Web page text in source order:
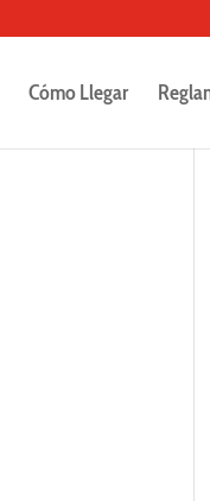
Cómo Llegar